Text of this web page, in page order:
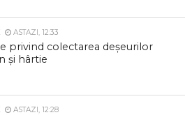
ASTAZI, 12:33
privind colectarea deșeurilor
și hârtie
ASTAZI, 12:28